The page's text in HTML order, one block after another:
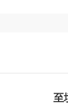
至